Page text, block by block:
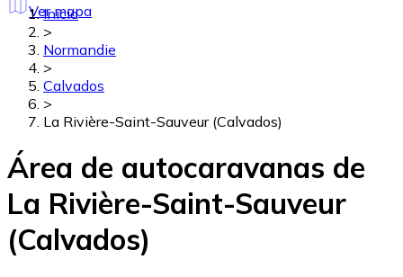
Ver mapa
Inicio
>
Normandie
>
Calvados
>
La Rivière-Saint-Sauveur (Calvados)
Área de autocaravanas de
La Rivière-Saint-Sauveur
(Calvados)